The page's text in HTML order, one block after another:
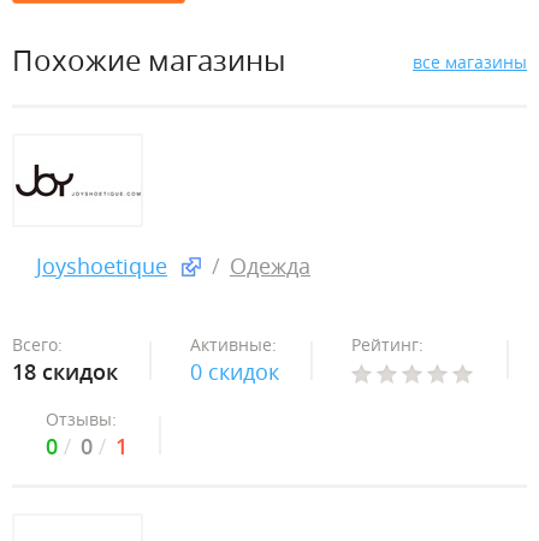
Похожие магазины все магазины
Joyshoetique Одежда
Всего:
18 скидок
Активные:
0 скидок
Рейтинг:
Отзывы:
0 0 1